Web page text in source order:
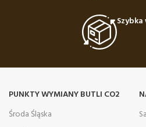
PUNKTY WYMIANY BUTLI CO2
Środa Śląska